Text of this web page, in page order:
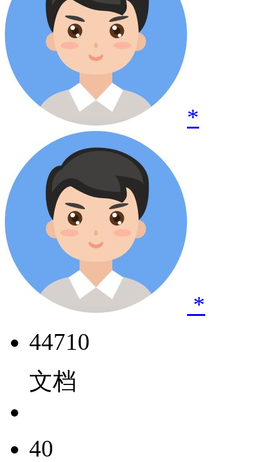
*
*
44710
文档
40